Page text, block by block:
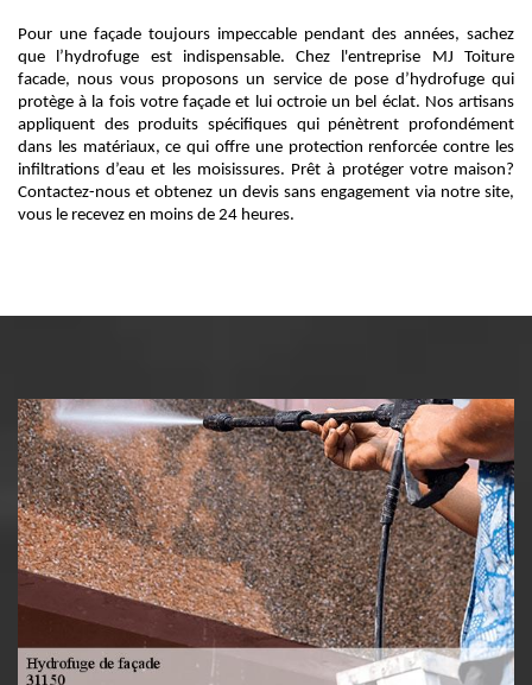
Pour une façade toujours impeccable pendant des années, sachez
que l’hydrofuge est indispensable. Chez l'entreprise MJ Toiture
facade, nous vous proposons un service de pose d’hydrofuge qui
protège à la fois votre façade et lui octroie un bel éclat. Nos artisans
appliquent des produits spécifiques qui pénètrent profondément
dans les matériaux, ce qui offre une protection renforcée contre les
infiltrations d’eau et les moisissures. Prêt à protéger votre maison?
Contactez-nous et obtenez un devis sans engagement via notre site,
vous le recevez en moins de 24 heures.